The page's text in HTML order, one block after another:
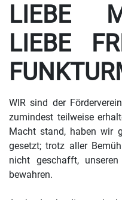
LIEBE
LIEBE
WIR sind der
zumindest teilweise
Macht stand, haben wir
gesetzt; trotz aller
nicht geschafft,
bewahren.